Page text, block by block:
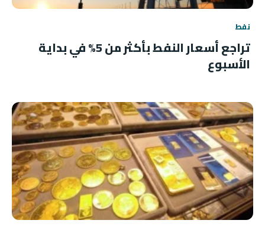
نفط
تراجع أسعار النفط بأكثر من 5% في بداية
الأسبوع